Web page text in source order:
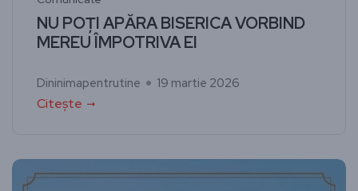
NU POȚI APĂRA BISERICA VORBIND
MEREU ÎMPOTRIVA EI
Dininimapentrutine 19 martie 2026
Citește